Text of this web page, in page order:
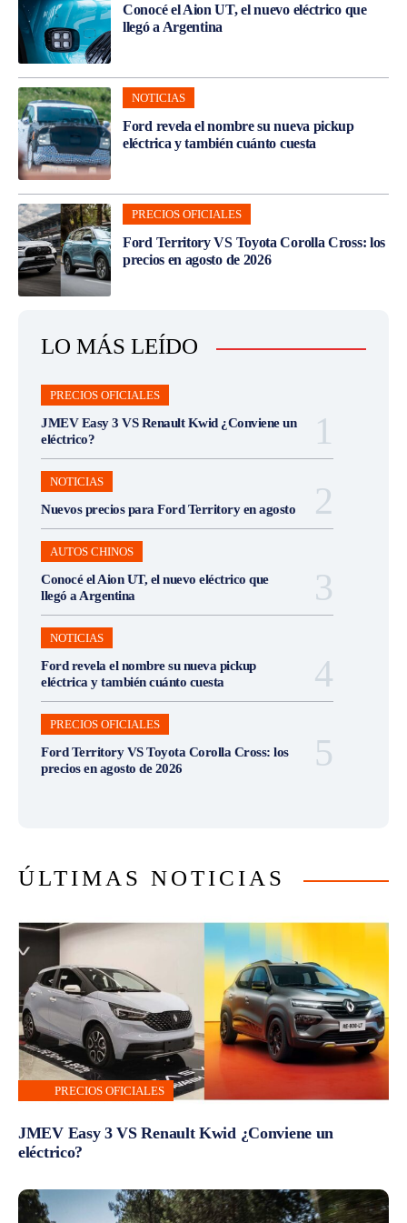
Conocé el Aion UT, el nuevo eléctrico que
llegó a Argentina
NOTICIAS
Ford revela el nombre su nueva pickup
eléctrica y también cuánto cuesta
PRECIOS OFICIALES
Ford Territory VS Toyota Corolla Cross: los
precios en agosto de 2026
LO MÁS LEÍDO
PRECIOS OFICIALES
JMEV Easy 3 VS Renault Kwid ¿Conviene un
eléctrico?
NOTICIAS
Nuevos precios para Ford Territory en agosto
AUTOS CHINOS
Conocé el Aion UT, el nuevo eléctrico que
llegó a Argentina
NOTICIAS
Ford revela el nombre su nueva pickup
eléctrica y también cuánto cuesta
PRECIOS OFICIALES
Ford Territory VS Toyota Corolla Cross: los
precios en agosto de 2026
ÚLTIMAS NOTICIAS
PRECIOS OFICIALES
JMEV Easy 3 VS Renault Kwid ¿Conviene un
eléctrico?